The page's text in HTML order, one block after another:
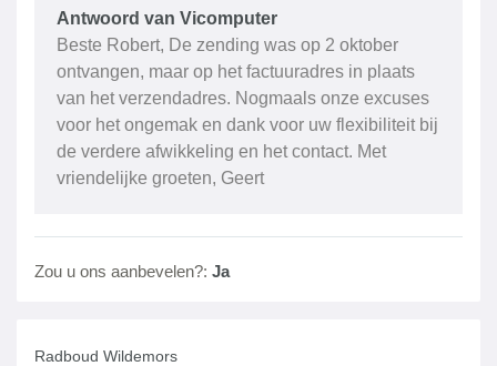
Antwoord van Vicomputer
Beste Robert, De zending was op 2 oktober
ontvangen, maar op het factuuradres in plaats
van het verzendadres. Nogmaals onze excuses
voor het ongemak en dank voor uw flexibiliteit bij
de verdere afwikkeling en het contact. Met
vriendelijke groeten, Geert
Zou u ons aanbevelen?: Ja
Radboud Wildemors